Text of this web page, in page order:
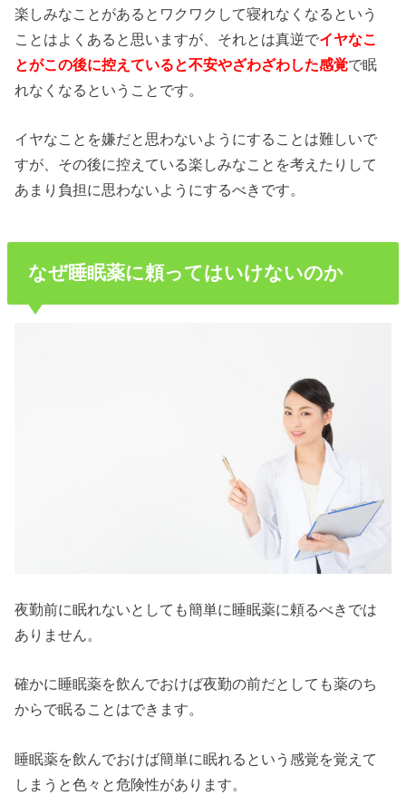
楽しみなことがあるとワクワクして寝れなくなるという
ことはよくあると思いますが、それとは真逆でイヤなこ
とがこの後に控えていると不安やざわざわした感覚で眠
れなくなるということです。
イヤなことを嫌だと思わないようにすることは難しいで
すが、その後に控えている楽しみなことを考えたりして
あまり負担に思わないようにするべきです。
なぜ睡眠薬に頼ってはいけないのか
夜勤前に眠れないとしても簡単に睡眠薬に頼るべきでは
ありません。
確かに睡眠薬を飲んでおけば夜勤の前だとしても薬のち
からで眠ることはできます。
睡眠薬を飲んでおけば簡単に眠れるという感覚を覚えて
しまうと色々と危険性があります。